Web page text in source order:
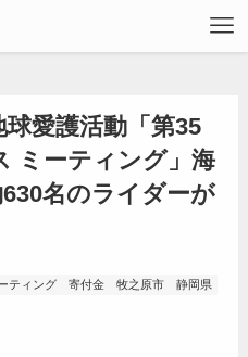
愛護活動「第35
ミーティング」海
名のライダーが
ティング 寄付金 牧之原市 静岡県